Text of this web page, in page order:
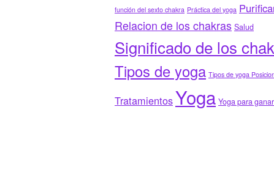
función del sexto chakra Práctica del yoga
Relacion de los chakras Salud
Significado de los
Tipos de yoga Tipos de yoga
TratamientosYoga Yoga para